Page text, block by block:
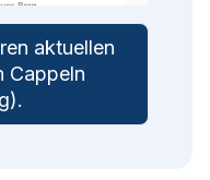
aktuellen
Cappeln
.